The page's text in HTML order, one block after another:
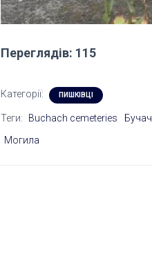
Переглядів: 115
Категорії: ПИШКІВЦІ
Теги: Buchach cemeteries Бучач
Могила